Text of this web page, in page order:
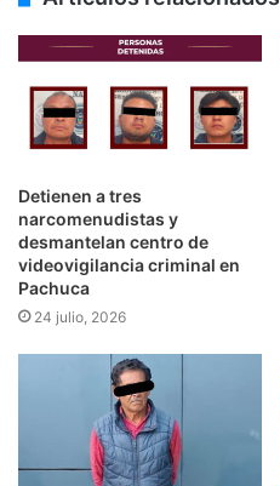
Detienen a tres
narcomenudistas y
desmantelan centro de
videovigilancia criminal en
Pachuca
24 julio, 2026